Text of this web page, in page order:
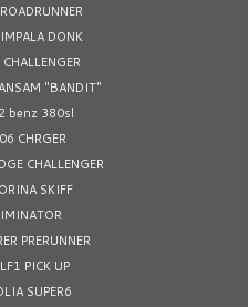
DONK
"BANDIT"
benz 380sl
CHRGER
CHALLENGER
SKIFF
PRERUNNER
PICK UP
SUPER6